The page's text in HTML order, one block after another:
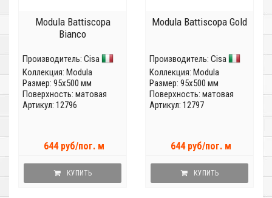
Modula Battiscopa
Bianco
Производитель: Cisa
Коллекция: Modula
Размер: 95x500 мм
Поверхность: матовая
Артикул: 12796
644 руб/пог. м
КУПИТЬ
Modula Battiscopa Gold
Производитель: Cisa
Коллекция: Modula
Размер: 95x500 мм
Поверхность: матовая
Артикул: 12797
644 руб/пог. м
КУПИТЬ